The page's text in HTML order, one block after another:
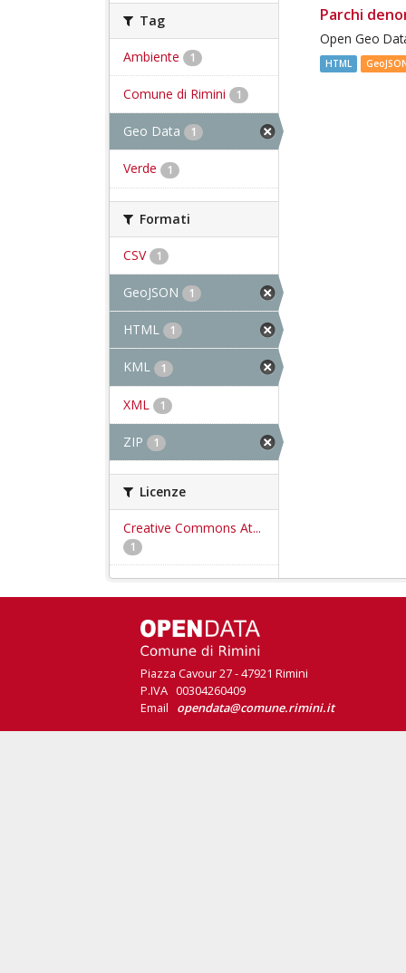
Tag
Ambiente 1
Comune di Rimini 1
Geo Data 1
Verde 1
Formati
CSV 1
GeoJSON 1
HTML 1
KML 1
XML 1
ZIP 1
Licenze
Creative Commons At...
1
Parchi
Open Geo
HTML
Piazza Cavour 27 - 47921 Rimini
P.IVA 00304260409
Email opendata@comune.rimini.it